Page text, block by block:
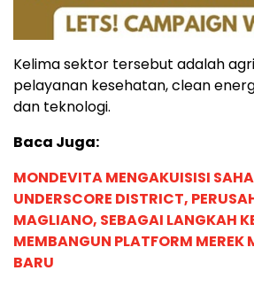
Kelima sektor tersebut adalah
pelayanan kesehatan, clean
dan teknologi.
Baca Juga:
MONDEVITA MENGAKUISISI
UNDERSCORE DISTRICT,
MAGLIANO, SEBAGAI LANGKAH
MEMBANGUN PLATFORM MEREK
BARU